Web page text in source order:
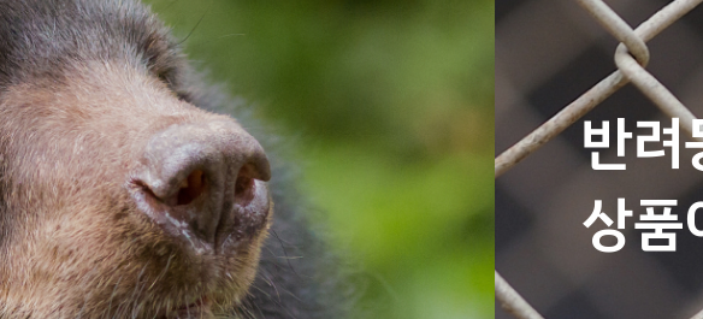
반려동물과의 올바른 관계,
상품이 아닌 '생명'으로